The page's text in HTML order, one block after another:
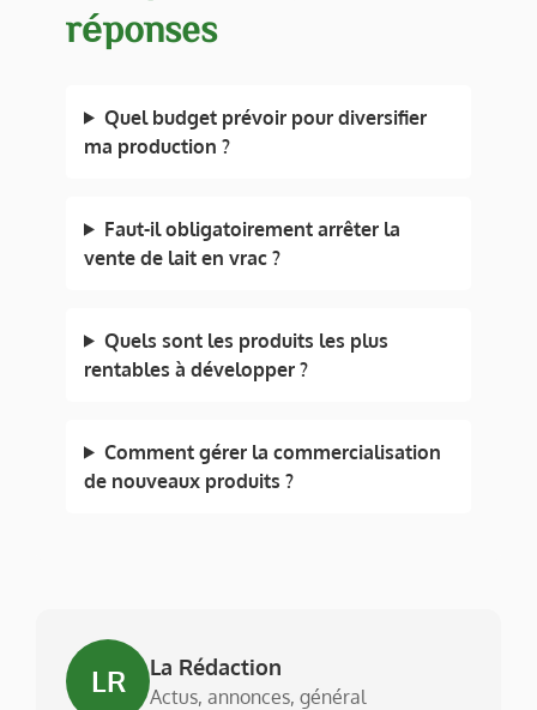
réponses
Quel budget prévoir pour diversifier
ma production ?
Faut-il obligatoirement arrêter la
vente de lait en vrac ?
Quels sont les produits les plus
rentables à développer ?
Comment gérer la commercialisation
de nouveaux produits ?
LR La Rédaction
Actus, annonces, général